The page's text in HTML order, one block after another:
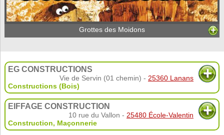
Grottes des Moidons
EG CONSTRUCTIONS
Vie de Servin (01 chemin) -25360 Lanans
Constructions (Bois)
EIFFAGE CONSTRUCTION
10 rue du Vallon -25480 École-Valentin
Construction, Maçonnerie